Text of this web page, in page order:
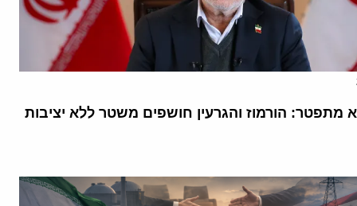
מתפטר: הורמוז והגרעין חושפים משטר ללא יציבות